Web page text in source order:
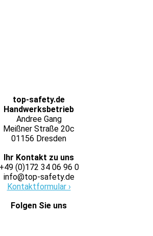
top-safety.de
Handwerksbetrieb
Andree Gang
Meißner Straße 20c
01156 Dresden
Ihr Kontakt zu uns
+49 (0)172 34 06 96 0
info@top-safety.de
Kontaktformular ›
Folgen Sie uns